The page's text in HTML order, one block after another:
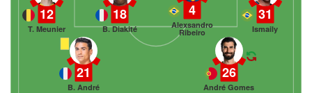
31
Ismaily
4
Alexsandro
Ribeiro
18
B. Diakité
12
T. Meunier
26
André Gomes
21
B. André